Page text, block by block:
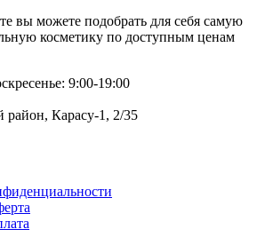
вы можете подобрать для себя самую
косметику по доступным ценам
9:00-19:00
район, Карасу-1, 2/35